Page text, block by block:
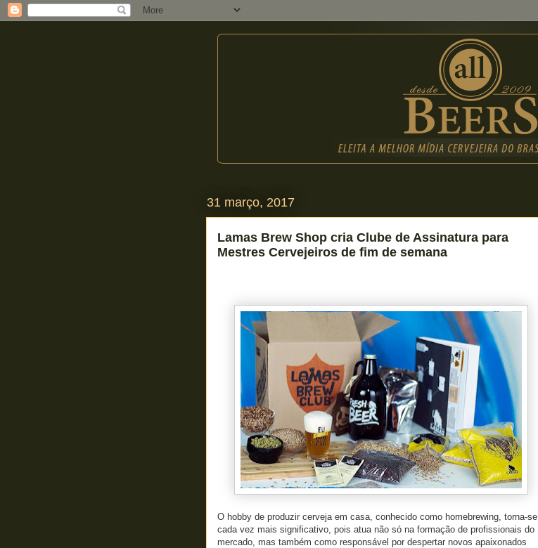
31 março, 2017
Lamas Brew Shop cria Clube de Assinatura para
Mestres Cervejeiros de fim de semana
O hobby de produzir cerveja em casa, conhecido como homebrewing, torna-se
cada vez mais significativo, pois atua não só na formação de profissionais do
mercado, mas também como responsável por despertar novos apaixonados